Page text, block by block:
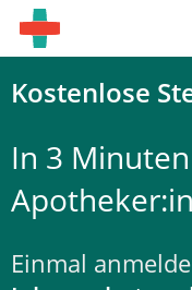
Kostenlose
In 3
Einmal